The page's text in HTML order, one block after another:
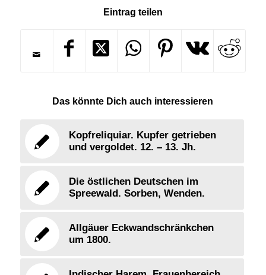
Eintrag teilen
Das könnte Dich auch interessieren
Kopfreliquiar. Kupfer getrieben
und vergoldet. 12. – 13. Jh.
Die östlichen Deutschen im
Spreewald. Sorben, Wenden.
Allgäuer Eckwandschränkchen
um 1800.